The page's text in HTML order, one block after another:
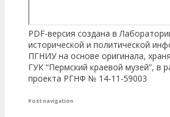
PDF-версия создана в
исторической и политической
ПГНИУ на основе оригинала,
ГУК “Пермский краевой музей”, в
проекта РГНФ № 14-11-59003
Post navigation